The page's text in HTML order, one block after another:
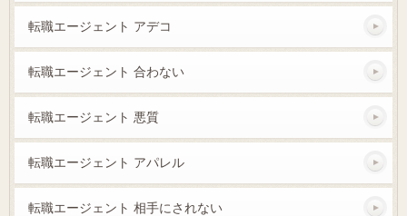
転職エージェント アデコ
転職エージェント 合わない
転職エージェント 悪質
転職エージェント アパレル
転職エージェント 相手にされない